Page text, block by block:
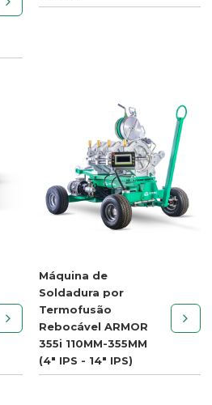
Máquina de
Soldadura por
Termofusão
Rebocável ARMOR
355i 110MM-355MM
(4" IPS - 14" IPS)